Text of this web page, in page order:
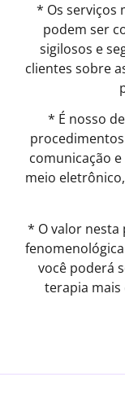
* Os serviços
podem ser
sigilosos e
clientes sobre
* É nosso
comunicação
meio
* O valor nesta
você poderá
terapia mais